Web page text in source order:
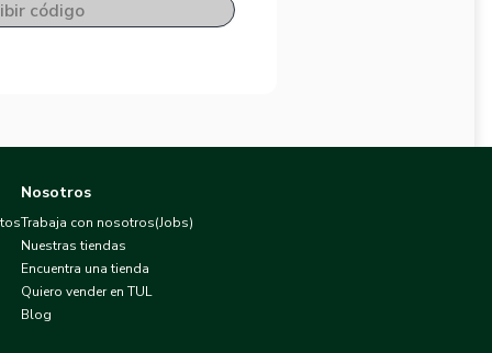
código
Nosotros
Trabaja con nosotros(Jobs)
Nuestras tiendas
Encuentra una tienda
Quiero vender en TUL
Blog